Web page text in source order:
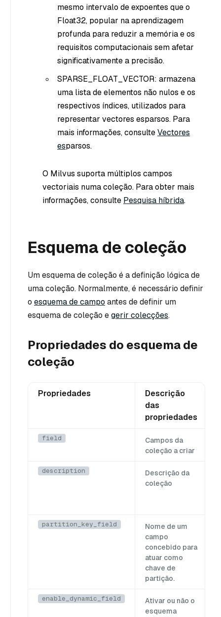
mesmo intervalo de expoentes que o
Float32, popular na aprendizagem
profunda para reduzir a memória e os
requisitos computacionais sem afetar
significativamente a precisão.
SPARSE_FLOAT_VECTOR: armazena
uma lista de elementos não nulos e os
respectivos índices, utilizados para
representar vectores esparsos. Para
mais informações, consulteVectores
esparsos.
O Milvus suporta múltiplos campos
vectoriais numa coleção. Para obter mais
informações, consulte Pesquisa híbrida.
Esquema de coleção
Um esquema de coleção é a definição lógica de
uma coleção. Normalmente, é necessário definir
o esquema de campo antes de definir um
esquema de coleção egerir colecções.
Propriedades do esquema de
coleção
Propriedades
Descrição
das
propriedades
field
Campos da
coleção a criar
description
Descrição da
coleção
partition_key_field
Nome de um
campo
concebido para
atuar como
chave de
partição.
enable_dynamic_field
Ativar ou não o
esquema